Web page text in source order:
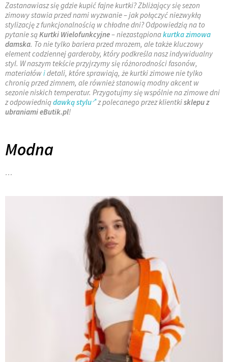
Zastanawiasz się gdzie kupić fajne kurtki? Zbliżający się sezon
zimowy stawia przed nami wyzwanie – jak połączyć niezwykłą
stylizację z funkcjonalnością w chłodne dni? Odpowiedzią na to
pytanie sąKurtki Wielofunkcyjne– niezastąpionakurtka zimowa
damska. To nie tylko bariera przed mrozem, ale także kluczowy
element codziennej garderoby, który podkreśla nasz indywidualny
styl. W naszym tekście przyjrzymy się różnorodności fasonów,
materiałówidetali, które sprawiają, że kurtki zimowe nie tylko
chronią przed zimnem, ale również stanowią modny akcent w
sezonie niskich temperatur. Przygotujmy się wspólnie na zimowe dni
z odpowiedniądawką stylu z polecanego przez klientkisklepu z
ubraniami eButik.pl!
Modna
…